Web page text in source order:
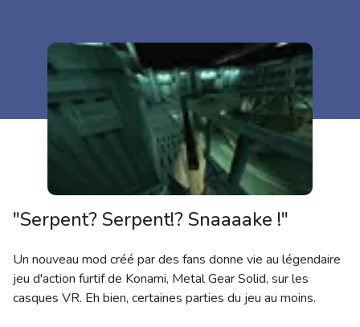
"Serpent? Serpent!? Snaaaake !"
Un nouveau mod créé par des fans donne vie au légendaire
jeu d'action furtif de Konami, Metal Gear Solid, sur les
casques VR. Eh bien, certaines parties du jeu au moins.